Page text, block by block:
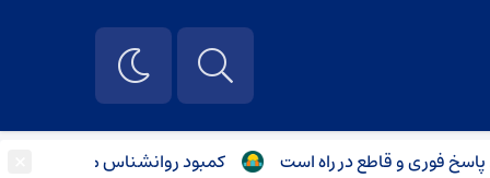
و قاطع در راه است کمبود روانشناس متخصص و مددکار در